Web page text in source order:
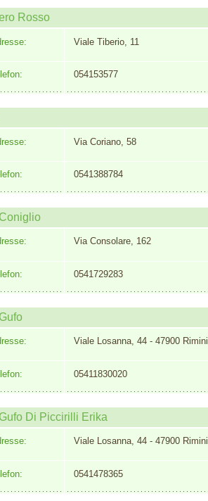
Rosso
Viale Tiberio, 11
054153577
Via Coriano, 58
0541388784
Via Consolare, 162
0541729283
Viale Losanna, 44 - 47900 Rimini
05411830020
Di Piccirilli Erika
Viale Losanna, 44 - 47900 Rimini
0541478365